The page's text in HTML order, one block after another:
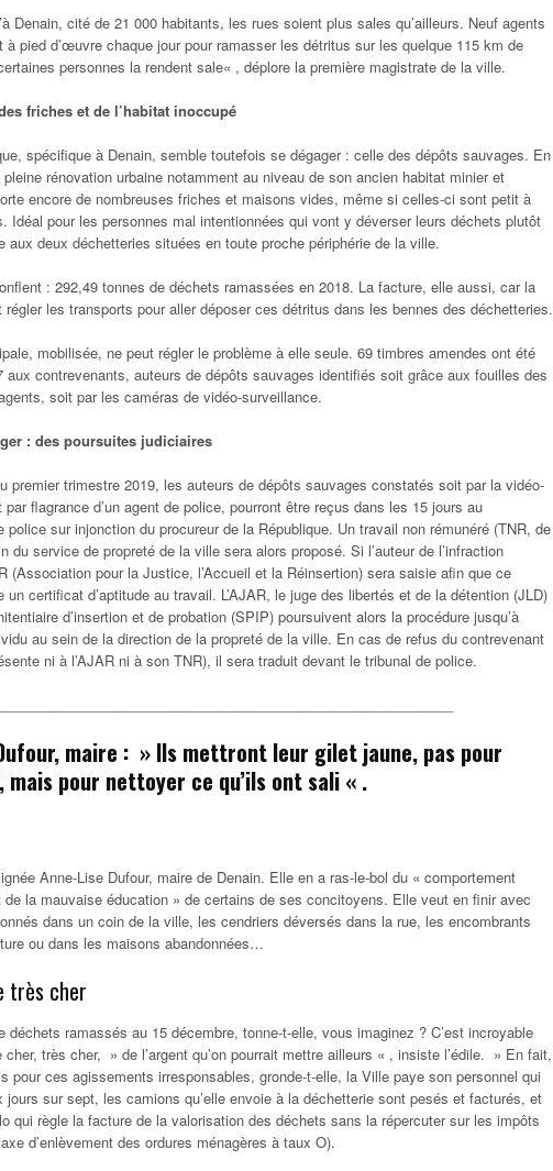
Denain, cité de 21 000 habitants, les rues soient plus sales qu’ailleurs. Neuf agents
à pied d’œuvre chaque jour pour ramasser les détritus sur les quelque 115 km de
personnes la rendent sale« , déplore la première magistrate de la ville.
friches et de l’habitat inoccupé
spécifique à Denain, semble toutefois se dégager : celle des dépôts sauvages. En
rénovation urbaine notamment au niveau de son ancien habitat minier et
encore de nombreuses friches et maisons vides, même si celles-ci sont petit à
Idéal pour les personnes mal intentionnées qui vont y déverser leurs déchets plutôt
aux deux déchetteries situées en toute proche périphérie de la ville.
: 292,49 tonnes de déchets ramassées en 2018. La facture, elle aussi, car la
régler les transports pour aller déposer ces détritus dans les bennes des déchetteries.
mobilisée, ne peut régler le problème à elle seule. 69 timbres amendes ont été
aux contrevenants, auteurs de dépôts sauvages identifiés soit grâce aux fouilles des
soit par les caméras de vidéo-surveillance.
: des poursuites judiciaires
premier trimestre 2019, les auteurs de dépôts sauvages constatés soit par la vidéo-
flagrance d’un agent de police, pourront être reçus dans les 15 jours au
police sur injonction du procureur de la République. Un travail non rémunéré (TNR, de
du service de propreté de la ville sera alors proposé. Si l’auteur de l’infraction
(Association pour la Justice, l’Accueil et la Réinsertion) sera saisie afin que ce
un certificat d’aptitude au travail. L’AJAR, le juge des libertés et de la détention (JLD)
d’insertion et de probation (SPIP) poursuivent alors la procédure jusqu’à
au sein de la direction de la propreté de la ville. En cas de refus du contrevenant
ni à l’AJAR ni à son TNR), il sera traduit devant le tribunal de police.
maire : »Ils mettront leur gilet jaune, pas pour
mais pour nettoyer ce qu’ils ont sali « .
Anne-Lise Dufour, maire de Denain. Elle en a ras-le-bol du « comportement
la mauvaise éducation » de certains de ses concitoyens. Elle veut en finir avec
dans un coin de la ville, les cendriers déversés dans la rue, les encombrants
ou dans les maisons abandonnées…
très cher
déchets ramassés au 15 décembre, tonne-t-elle, vous imaginez ? C’est incroyable
cher, très cher, » de l’argent qu’on pourrait mettre ailleurs « , insiste l’édile. » En fait,
pour ces agissements irresponsables, gronde-t-elle, la Ville paye son personnel qui
jours sur sept, les camions qu’elle envoie à la déchetterie sont pesés et facturés, et
qui règle la facture de la valorisation des déchets sans la répercuter sur les impôts
d’enlèvement des ordures ménagères à taux O).